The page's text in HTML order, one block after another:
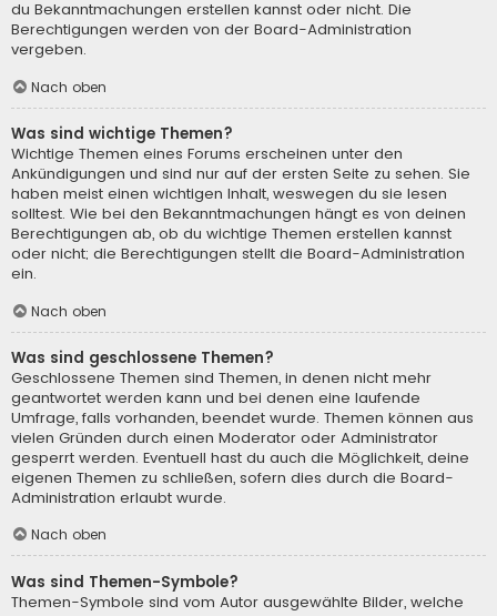
du Bekanntmachungen erstellen kannst oder nicht. Die
Berechtigungen werden von der Board-Administration
vergeben.
Nach oben
Was sind wichtige Themen?
Wichtige Themen eines Forums erscheinen unter den
Ankündigungen und sind nur auf der ersten Seite zu sehen. Sie
haben meist einen wichtigen Inhalt, weswegen du sie lesen
solltest. Wie bei den Bekanntmachungen hängt es von deinen
Berechtigungen ab, ob du wichtige Themen erstellen kannst
oder nicht; die Berechtigungen stellt die Board-Administration
ein.
Nach oben
Was sind geschlossene Themen?
Geschlossene Themen sind Themen, in denen nicht mehr
geantwortet werden kann und bei denen eine laufende
Umfrage, falls vorhanden, beendet wurde. Themen können aus
vielen Gründen durch einen Moderator oder Administrator
gesperrt werden. Eventuell hast du auch die Möglichkeit, deine
eigenen Themen zu schließen, sofern dies durch die Board-
Administration erlaubt wurde.
Nach oben
Was sind Themen-Symbole?
Themen-Symbole sind vom Autor ausgewählte Bilder, welche